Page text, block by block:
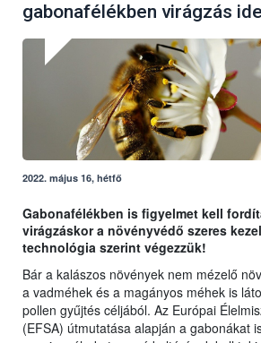
gabonafélékben virágzás
2022. május 16, hétfő
Gabonafélékben is figyelmet kell
virágzáskor a növényvédő szeres
technológia szerint végezzük!
Bár a kalászos növények nem mézelő
a vadméhek és a magányos méhek is
pollen gyűjtés céljából. Az Európai
(EFSA) útmutatása alapján a gabonákat